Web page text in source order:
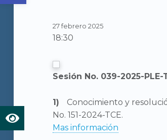
27 febrero 2025
18:30
Sesión No. 039-2025-PLE-
Conocimiento y
No. 151-2024-TCE.
Mas información